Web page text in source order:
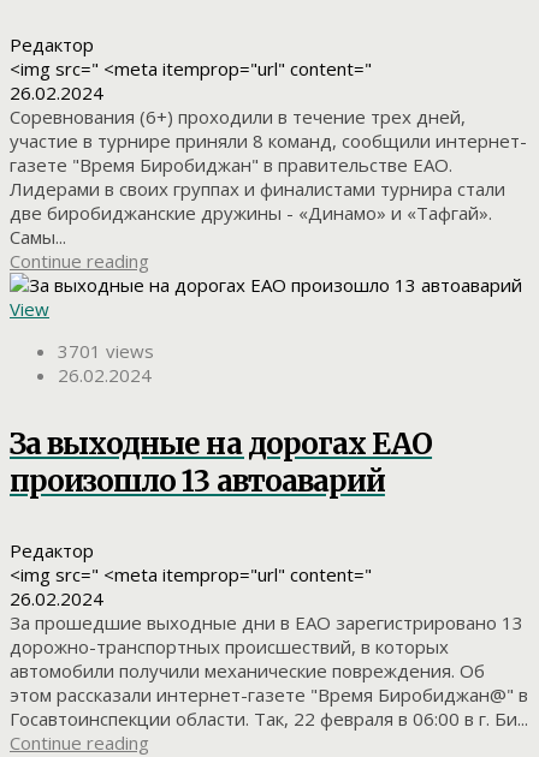
Редактор
<img src=" <meta itemprop="url" content="
26.02.2024
Соревнования (6+) проходили в течение трех дней,
участие в турнире приняли 8 команд, сообщили интернет-
газете "Время Биробиджан" в правительстве ЕАО.
Лидерами в своих группах и финалистами турнира стали
две биробиджанские дружины - «Динамо» и «Тафгай».
Самы...
Continue reading
View
3701 views
26.02.2024
За выходные на дорогах ЕАО
произошло 13 автоаварий
Редактор
<img src=" <meta itemprop="url" content="
26.02.2024
За прошедшие выходные дни в ЕАО зарегистрировано 13
дорожно-транспортных происшествий, в которых
автомобили получили механические повреждения. Об
этом рассказали интернет-газете "Время Биробиджан@" в
Госавтоинспекции области. Так, 22 февраля в 06:00 в г. Би...
Continue reading